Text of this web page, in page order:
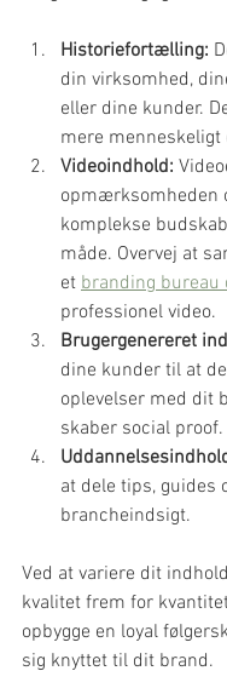
Historiefortælling:
din virksomhed,
eller dine kunder.
mere
Videoindhold:
opmærksomheden
komplekse
måde. Overvej at
et branding bureau
professionel video.
Brugergenereret
dine kunder til at
oplevelser med dit
skaber social proof.
at dele tips, guides
brancheindsigt.
Ved at variere dit
kvalitet frem for
opbygge en loyal
sig knyttet til dit brand.